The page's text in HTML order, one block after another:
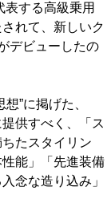
する高級乗用
れて、新しいク
デビューしたの
”に掲げた、
供すべく、「ス
たスタイリン
能」「先進装備
念な造り込み」